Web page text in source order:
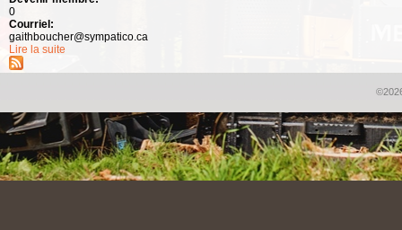
0
Courriel:
gaithboucher@sympatico.ca
Lire la suite